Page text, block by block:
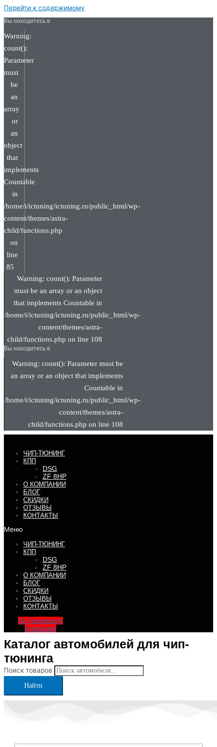
Перейти к содержимому
Вы находитесь в
Warning:
count():
Parameter
must
be
an
array
or
an
object
that
implements
Countable
in
/home/i/ictuning/ictuning.ru/public_html/wp-
content/themes/astra-
child/functions.php
on
line
85
Warning: count(): Parameter
must be an array or an object
that implements Countable in
/home/i/ictuning/ictuning.ru/public_html/wp-
content/themes/astra-
child/functions.php on line 108
Вы находитесь в
Warning: count(): Parameter must be
an array or an object that implements
Countable in
/home/i/ictuning/ictuning.ru/public_html/wp-
content/themes/astra-
child/functions.php on line 108
ЧИП-ТЮНИНГ
КПП
DSG
ZF 8HP
О КОМПАНИИ
БЛОГ
СКИДКИ
ОТЗЫВЫ
КОНТАКТЫ
Меню
ЧИП-ТЮНИНГ
КПП
DSG
ZF 8HP
О КОМПАНИИ
БЛОГ
СКИДКИ
ОТЗЫВЫ
КОНТАКТЫ
Vk Facebook-f
Instagram
Каталог автомобилей для чип-
тюнинга
Поиск товаров
Найти